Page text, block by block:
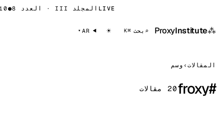
LIVEالمجلد III · العدد 8 ●
⁂
ProxyInstitute
⌕ بحث ⌘K
☀
AR
المقالات › وسم
#
froxy20 مقالات